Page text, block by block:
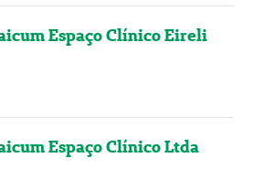
Espaço Clínico Eireli
Espaço Clínico Ltda